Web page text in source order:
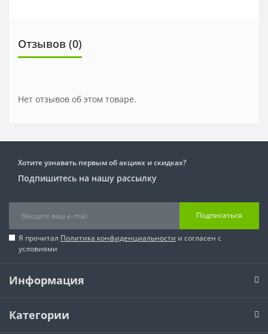
Отзывов (0)
Нет отзывов об этом товаре.
Хотите узнавать первым об акциях и скидках?
Подпишитесь на нашу рассылку
Подписаться
Я прочитал Политика конфиденциальности и согласен с
условиями
Информация
Категории